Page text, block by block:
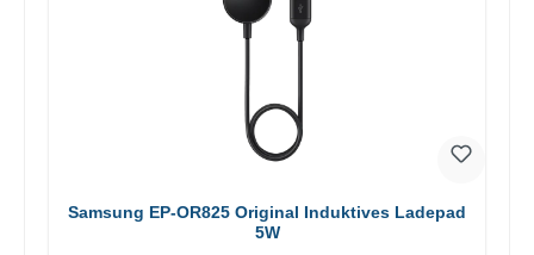
Samsung EP-OR825 Original Induktives Ladepad
5W